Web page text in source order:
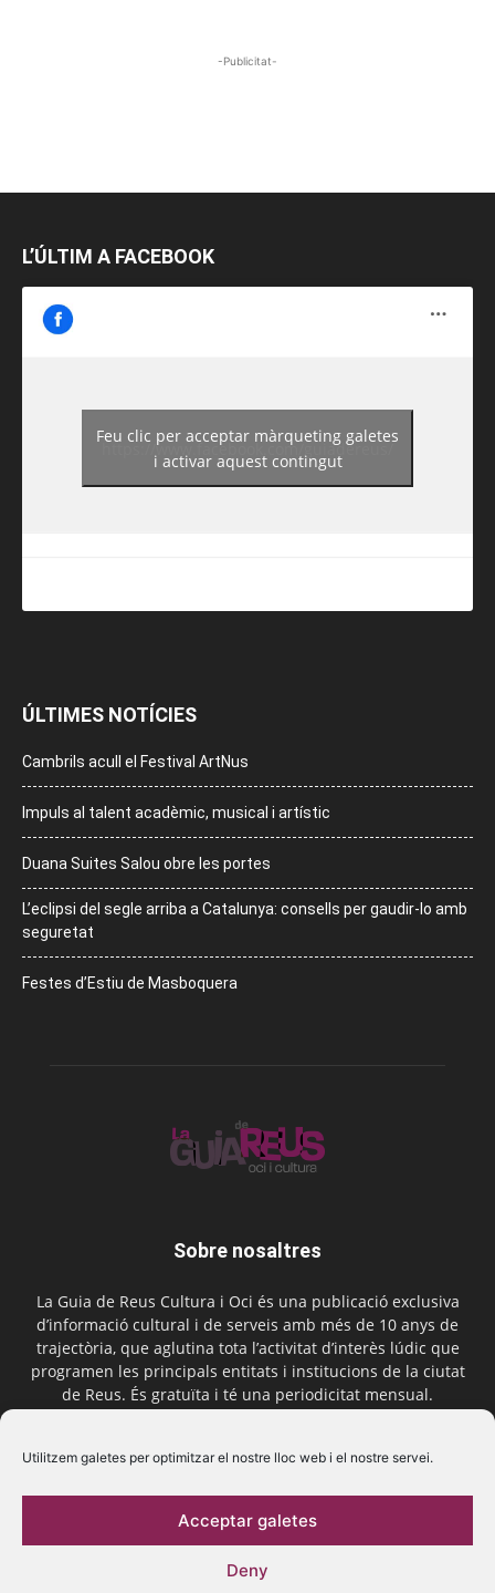
Utilitzem galetes per optimitzar el nostre lloc web i el nostre servei.
Acceptar galetes
Deny
-Publicitat-
L’ÚLTIM A FACEBOOK
https://www.facebook.com/guiadereus/
Feu clic per acceptar màrqueting galetes
i activar aquest contingut
ÚLTIMES NOTÍCIES
Cambrils acull el Festival ArtNus
Impuls al talent acadèmic, musical i artístic
Duana Suites Salou obre les portes
L’eclipsi del segle arriba a Catalunya: consells per gaudir-lo amb
seguretat
Festes d’Estiu de Masboquera
Sobre nosaltres
La Guia de Reus Cultura i Oci és una publicació exclusiva
d’informació cultural i de serveis amb més de 10 anys de
trajectòria, que aglutina tota l’activitat d’interès lúdic que
programen les principals entitats i institucions de la ciutat
de Reus. És gratuïta i té una periodicitat mensual.
Segueix-nos